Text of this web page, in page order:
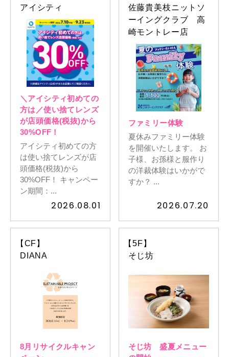
アイシティ
＼アイシティ初めての
方は／使い捨てレンズ
が店頭価格(税抜)から
30%OFF！
アイシティ初めての方
は使い捨てレンズが店
頭価格(税抜)から
30%OFF！ キャンペー
ン期間：...
2026.08.01
佐藤貴美枝ニットソ
ーイングクラブ 高
崎モントレー店
ファミリー体験
夏休みファミリー体験
を開催いたします。 お
子様、お孫様と服作り
の洋裁体験はいかがで
すか？ ...
2026.07.20
【CF】
DIANA
8月リサイクルキャン
【5F】
そじ坊
そじ坊 盛夏メニュー